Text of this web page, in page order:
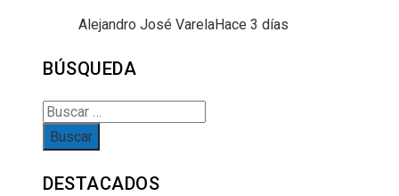
Alejandro José VarelaHace 3 días
BÚSQUEDA
Buscar:
DESTACADOS